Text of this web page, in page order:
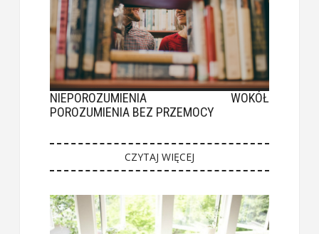
NIEPOROZUMIENIA WOKÓŁ
POROZUMIENIA BEZ PRZEMOCY
CZYTAJ WIĘCEJ